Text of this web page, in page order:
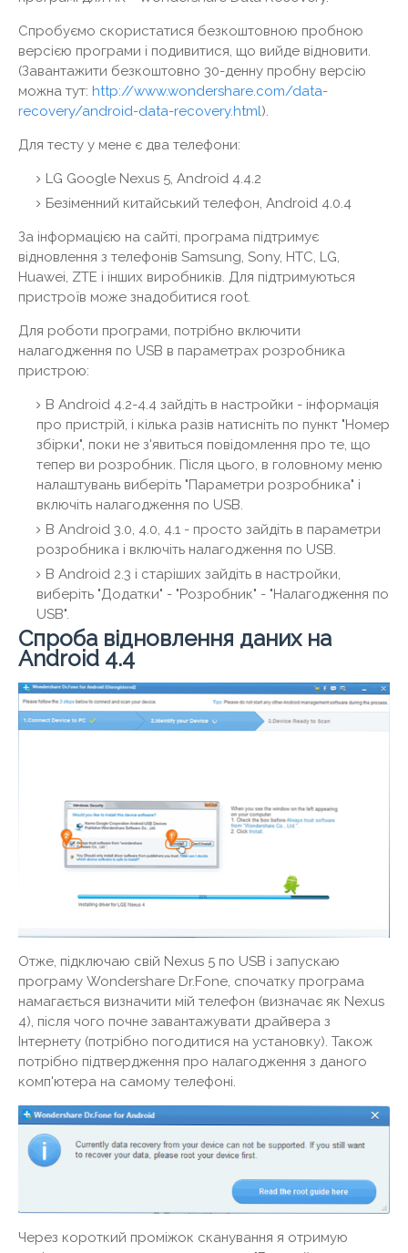
Спробуємо скористатися безкоштовною пробною
версією програми і подивитися, що вийде відновити.
(Завантажити безкоштовно 30-денну пробну версію
можна тут: http://www.wondershare.com/data-
recovery/android-data-recovery.html).
Для тесту у мене є два телефони:
LG Google Nexus 5, Android 4.4.2
Безіменний китайський телефон, Android 4.0.4
За інформацією на сайті, програма підтримує
відновлення з телефонів Samsung, Sony, HTC, LG,
Huawei, ZTE і інших виробників. Для підтримуються
пристроїв може знадобитися root.
Для роботи програми, потрібно включити
налагодження по USB в параметрах розробника
пристрою:
В Android 4.2-4.4 зайдіть в настройки - інформація
про пристрій, і кілька разів натисніть по пункт "Номер
збірки", поки не з'явиться повідомлення про те, що
тепер ви розробник. Після цього, в головному меню
налаштувань виберіть "Параметри розробника" і
включіть налагодження по USB.
В Android 3.0, 4.0, 4.1 - просто зайдіть в параметри
розробника і включіть налагодження по USB.
В Android 2.3 і старіших зайдіть в настройки,
виберіть "Додатки" - "Розробник" - "Налагодження по
USB".
Спроба відновлення даних на
Android 4.4
Отже, підключаю свій Nexus 5 по USB і запускаю
програму Wondershare Dr.Fone, спочатку програма
намагається визначити мій телефон (визначає як Nexus
4), після чого почне завантажувати драйвера з
Інтернету (потрібно погодитися на установку). Також
потрібно підтвердження про налагодження з даного
комп'ютера на самому телефоні.
Через короткий проміжок сканування я отримую